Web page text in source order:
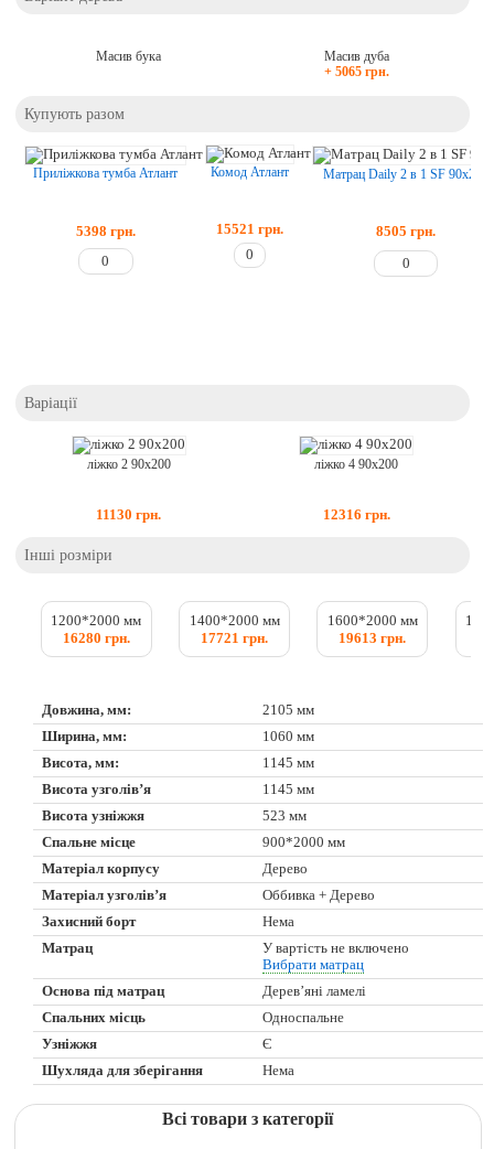
Масив бука
Масив дуба
+ 5065 грн.
Купують разом
Приліжкова тумба Атлант
5398 грн.
Комод Атлант
15521 грн.
Матрац Daily 2 в 1 SF 90x200
8505 грн.
Варіації
ліжко 2 90х200
11130 грн.
ліжко 4 90х200
12316 грн.
Інші розміри
1200*2000 мм
16280 грн.
1400*2000 мм
17721 грн.
1600*2000 мм
19613 грн.
Довжина, мм:
2105 мм
Ширина, мм:
1060 мм
Висота, мм:
1145 мм
Висота узголів’я
1145 мм
Висота узніжжя
523 мм
Спальне місце
900*2000 мм
Матеріал корпусу
Дерево
Матеріал узголів’я
Оббивка + Дерево
Захисний борт
Нема
Матрац
У вартість не включено
Вибрати матрац
Основа під матрац
Дерев’яні ламелі
Спальних місць
Односпальне
Узніжжя
Є
Шухляда для зберігання
Нема
Всі товари з категорії